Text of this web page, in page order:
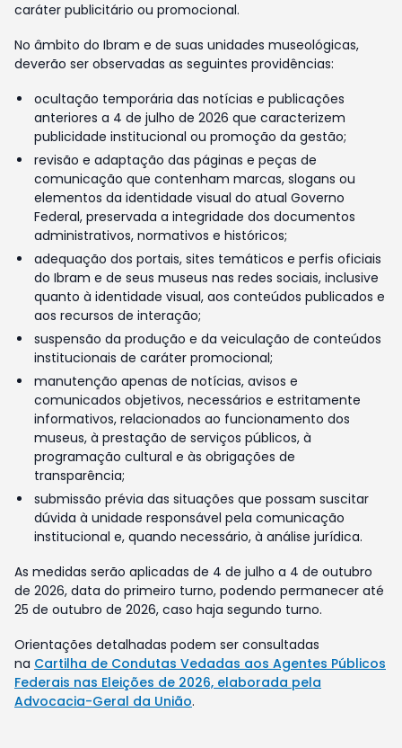
caráter publicitário ou promocional.
No âmbito do Ibram e de suas unidades museológicas,
deverão ser observadas as seguintes providências:
ocultação temporária das notícias e publicações
anteriores a 4 de julho de 2026 que caracterizem
publicidade institucional ou promoção da gestão;
revisão e adaptação das páginas e peças de
comunicação que contenham marcas, slogans ou
elementos da identidade visual do atual Governo
Federal, preservada a integridade dos documentos
administrativos, normativos e históricos;
adequação dos portais, sites temáticos e perfis oficiais
do Ibram e de seus museus nas redes sociais, inclusive
quanto à identidade visual, aos conteúdos publicados e
aos recursos de interação;
suspensão da produção e da veiculação de conteúdos
institucionais de caráter promocional;
manutenção apenas de notícias, avisos e
comunicados objetivos, necessários e estritamente
informativos, relacionados ao funcionamento dos
museus, à prestação de serviços públicos, à
programação cultural e às obrigações de
transparência;
submissão prévia das situações que possam suscitar
dúvida à unidade responsável pela comunicação
institucional e, quando necessário, à análise jurídica.
As medidas serão aplicadas de 4 de julho a 4 de outubro
de 2026, data do primeiro turno, podendo permanecer até
25 de outubro de 2026, caso haja segundo turno.
Orientações detalhadas podem ser consultadas
na Cartilha de Condutas Vedadas aos Agentes Públicos
Federais nas Eleições de 2026, elaborada pela
Advocacia-Geral da União.